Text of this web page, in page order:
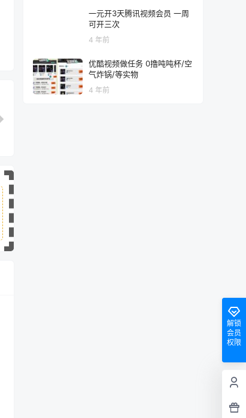
一元开3天腾讯视频会员 一周
可开三次
4 年前
优酷视频做任务 0撸吨吨杯/空
气炸锅/等实物
4 年前
解锁
会员
权限